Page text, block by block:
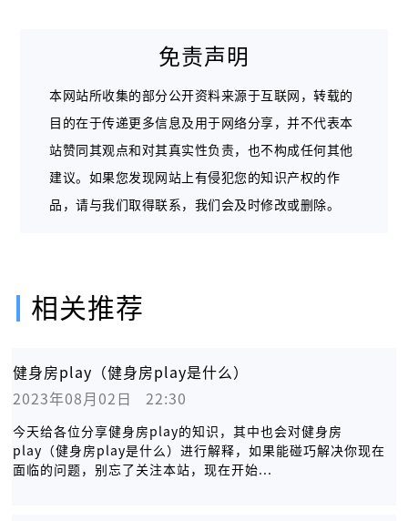
免责声明
本网站所收集的部分公开资料来源于互联网，转载的
目的在于传递更多信息及用于网络分享，并不代表本
站赞同其观点和对其真实性负责，也不构成任何其他
建议。如果您发现网站上有侵犯您的知识产权的作
品，请与我们取得联系，我们会及时修改或删除。
相关推荐
健身房play（健身房play是什么）
2023年08月02日   22:30
今天给各位分享健身房play的知识，其中也会对健身房
play（健身房play是什么）进行解释，如果能碰巧解决你现在
面临的问题，别忘了关注本站，现在开始...